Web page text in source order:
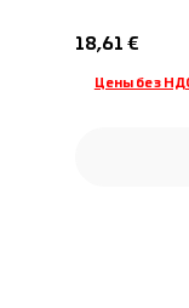
Обычная
18,61 €
Цены без